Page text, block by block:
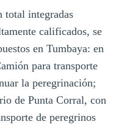
total integradas
calificados, se
en Tumbaya: en
para transporte
la peregrinación;
de Punta Corral, con
de peregrinos